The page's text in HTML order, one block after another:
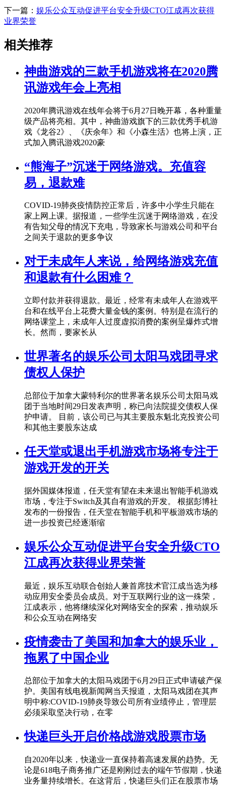
下一篇： 娱乐公众互动促进平台安全升级CTO江成再次获得
业界荣誉
相关推荐
神曲游戏的三款手机游戏将在2020腾
讯游戏年会上亮相
2020年腾讯游戏在线年会将于6月27日晚开幕，各种重量
级产品将亮相。其中，神曲游戏旗下的三款优秀手机游
戏《龙谷2》、《庆余年》和《小森生活》也将上演，正
式加入腾讯游戏2020豪
“熊海子”沉迷于网络游戏。充值容
易，退款难
COVID-19肺炎疫情防控正常后，许多中小学生只能在
家上网上课。据报道，一些学生沉迷于网络游戏，在没
有告知父母的情况下充电，导致家长与游戏公司和平台
之间关于退款的更多争议
对于未成年人来说，给网络游戏充值
和退款有什么困难？
立即付款并获得退款。最近，经常有未成年人在游戏平
台和在线平台上花费大量金钱的案例。特别是在流行的
网络课堂上，未成年人过度虚拟消费的案例呈爆炸式增
长。然而，要家长从
世界著名的娱乐公司太阳马戏团寻求
债权人保护
总部位于加拿大蒙特利尔的世界著名娱乐公司太阳马戏
团于当地时间29日发表声明，称已向法院提交债权人保
护申请。 目前，该公司已与其主要股东魁北克投资公司
和其他主要股东达成
任天堂或退出手机游戏市场将专注于
游戏开发的开关
据外国媒体报道，任天堂有望在未来退出智能手机游戏
市场，专注于Switch及其自有游戏的开发。 根据彭博社
发布的一份报告，任天堂在智能手机和平板游戏市场的
进一步投资已经逐渐缩
娱乐公众互动促进平台安全升级CTO
江成再次获得业界荣誉
最近，娱乐互动联合创始人兼首席技术官江成当选为移
动应用安全委员会成员。对于互联网行业的这一殊荣，
江成表示，他将继续深化对网络安全的探索，推动娱乐
和公众互动在网络安
疫情袭击了美国和加拿大的娱乐业，
拖累了中国企业
总部位于加拿大的太阳马戏团于6月29日正式申请破产保
护。美国有线电视新闻网当天报道，太阳马戏团在其声
明中称:COVID-19肺炎导致公司所有业绩停止，管理层
必须采取坚决行动，在零
快递巨头开启价格战游戏股票市场
自2020年以来，快递业一直保持着高速发展的趋势。无
论是618电子商务推广还是刚刚过去的端午节假期，快递
业务量持续增长。在这背后，快递巨头们正在股票市场